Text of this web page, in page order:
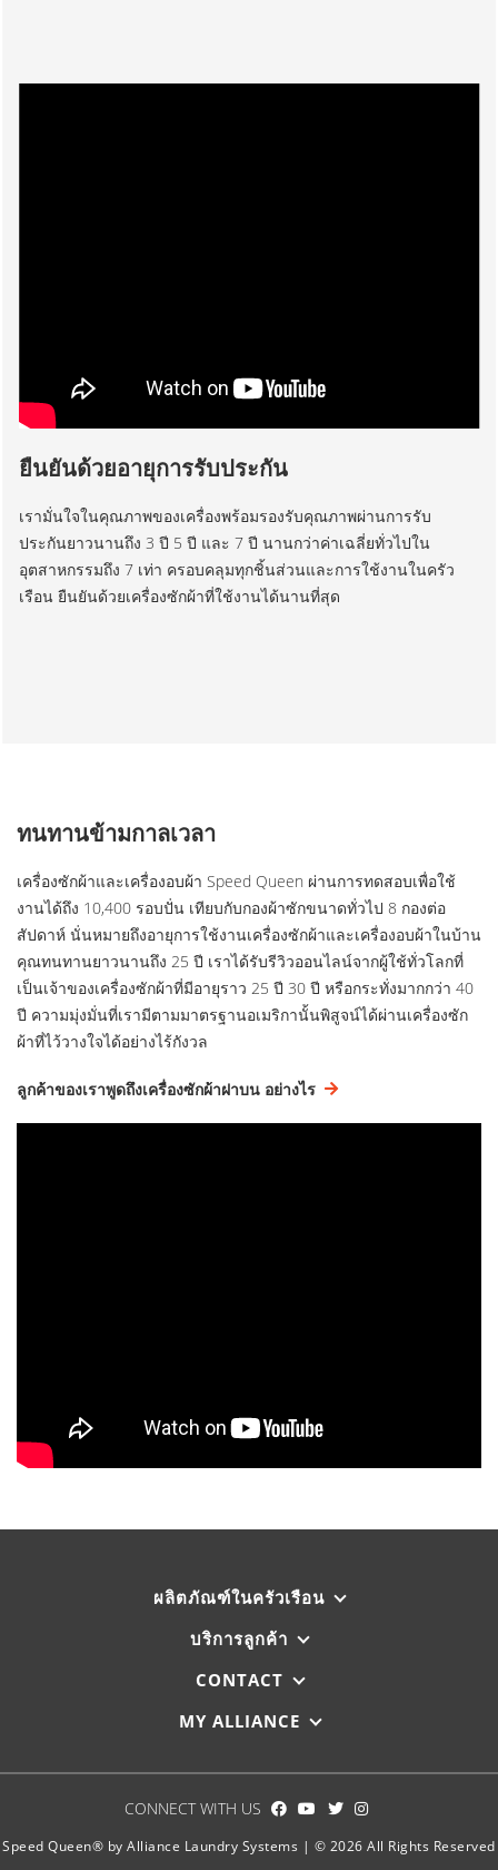
ยืนยันด้วยอายุการรับประกัน
เรามั่นใจในคุณภาพของเครื่องพร้อมรองรับคุณภาพผ่านการรับ
ประกันยาวนานถึง 3 ปี 5 ปี และ 7 ปี นานกว่าค่าเฉลี่ยทั่วไปใน
อุตสาหกรรมถึง 7 เท่า ครอบคลุมทุกชิ้นส่วนและการใช้งานในครัว
เรือน ยืนยันด้วยเครื่องซักผ้าที่ใช้งานได้นานที่สุด
ทนทานข้ามกาลเวลา
เครื่องซักผ้าและเครื่องอบผ้า Speed Queen ผ่านการทดสอบเพื่อใช้
งานได้ถึง 10,400 รอบปั่น เทียบกับกองผ้าซักขนาดทั่วไป 8 กองต่อ
สัปดาห์ นั่นหมายถึงอายุการใช้งานเครื่องซักผ้าและเครื่องอบผ้าในบ้าน
คุณทนทานยาวนานถึง 25 ปี เราได้รับรีวิวออนไลน์จากผู้ใช้ทั่วโลกที่
เป็นเจ้าของเครื่องซักผ้าที่มีอายุราว 25 ปี 30 ปี หรือกระทั่งมากกว่า 40
ปี ความมุ่งมั่นที่เรามีตามมาตรฐานอเมริกานั้นพิสูจน์ได้ผ่านเครื่องซัก
ผ้าที่ไว้วางใจได้อย่างไร้กังวล
ลูกค้าของเราพูดถึงเครื่องซักผ้าฝาบน อย่างไร
ผลิตภัณฑ์ในครัวเรือน
บริการลูกค้า
CONTACT
MY ALLIANCE
Speed Queen® by Alliance Laundry Systems | © 2026 All Rights Reserved
CONNECT WITH US